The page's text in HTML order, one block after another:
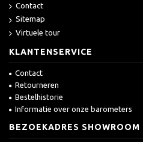
Contact
Sitemap
Virtuele tour
KLANTENSERVICE
Contact
Retourneren
Bestelhistorie
Informatie over onze barometers
BEZOEKADRES SHOWROOM